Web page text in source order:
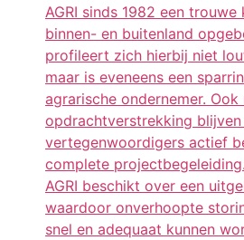
AGRI sinds 1982 een
binnen- en buitenland
profileert zich hierbij niet
maar is eveneens een
agrarische ondernemer. Ook
opdrachtverstrekking
vertegenwoordigers actief
complete
AGRI beschikt over een
waardoor onverhoopte
snel en adequaat kunnen